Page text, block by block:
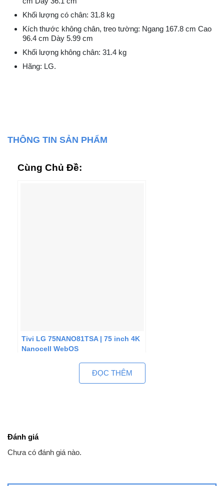
Khối lượng có chân: 31.8 kg
Kích thước không chân, treo tường: Ngang 167.8 cm Cao
96.4 cm Dày 5.99 cm
Khối lượng không chân: 31.4 kg
Hãng: LG.
THÔNG TIN SẢN PHẨM
Cùng Chủ Đề:
Tivi LG 75NANO81TSA | 75 inch 4K
Nanocell WebOS
ĐỌC THÊM
Đánh giá
Chưa có đánh giá nào.